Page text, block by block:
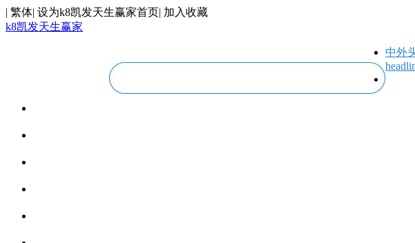
| 繁体| 设为k8凯发天生赢家首页| 加入收藏
k8凯发天生赢家
中外